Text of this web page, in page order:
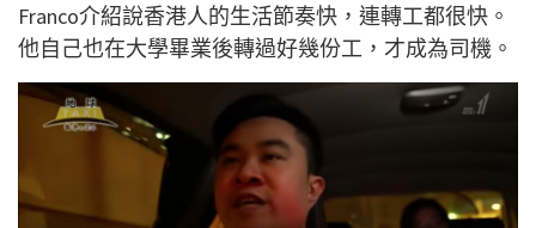
Franco介紹說香港人的生活節奏快，連轉工都很快。
他自己也在大學畢業後轉過好幾份工，才成為司機。